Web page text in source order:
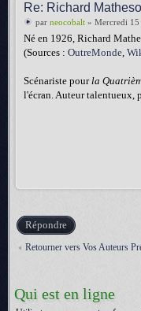
Re: Richard
par neocobalt » Mercredi 15
Né en 1926, Richard
(Sources : OutreMonde,
Scénariste pourla
l'écran. Auteur talentueux,
Répondre
Retourner vers Vos Auteurs
Qui est en ligne